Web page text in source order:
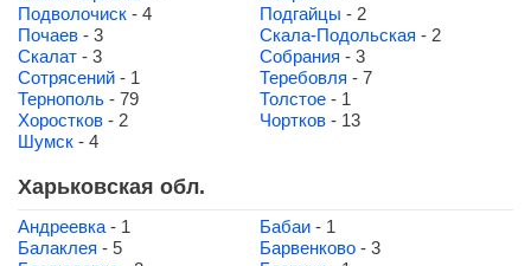
Подволочиск - 4 Подгайцы - 2
Почаев - 3 Скала-Подольская - 2
Скалат - 3 Собрания - 3
Сотрясений - 1 Теребовля - 7
Тернополь - 79 Толстое - 1
Хоростков - 2 Чортков - 13
Шумск - 4
Харьковская обл.
Андреевка - 1 Бабаи - 1
Балаклея - 5 Барвенково - 3